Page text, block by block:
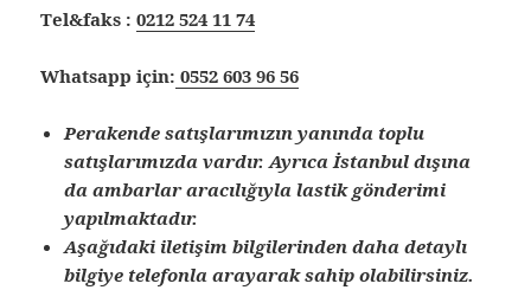
Tel&faks :0212 524 11 74
Whatsapp için: 0552 603 96 56
Perakende satışlarımızın yanında toplu
satışlarımızda vardır. Ayrıca İstanbul dışına
da ambarlar aracılığıyla lastik gönderimi
yapılmaktadır.
Aşağıdaki iletişim bilgilerinden daha detaylı
bilgiye telefonla arayarak sahip olabilirsiniz.